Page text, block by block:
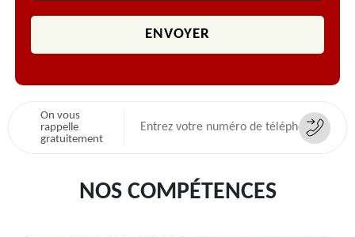
On vous
rappelle
gratuitement
NOS COMPÉTENCES